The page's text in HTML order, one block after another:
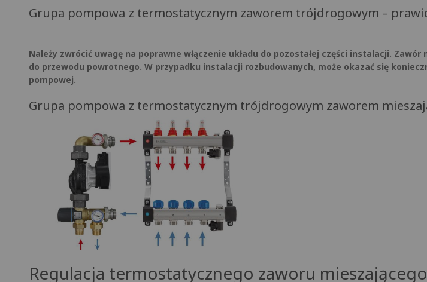
Grupa pompowa z termostatycznym zaworem trójdrogowym –
Należy zwrócić uwagę na poprawne włączenie układu do pozostałej części instalacji.
do przewodu powrotnego. W przypadku instalacji rozbudowanych, może okazać się
pompowej.
Grupa pompowa z termostatycznym trójdrogowym zaworem
Regulacja termostatycznego zaworu